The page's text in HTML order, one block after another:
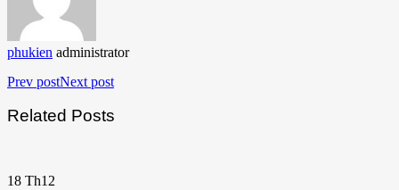
phukien administrator
Prev postNext post
Related Posts
18 Th12